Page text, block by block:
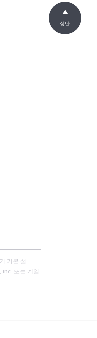
기본 설
또는 계열
상단